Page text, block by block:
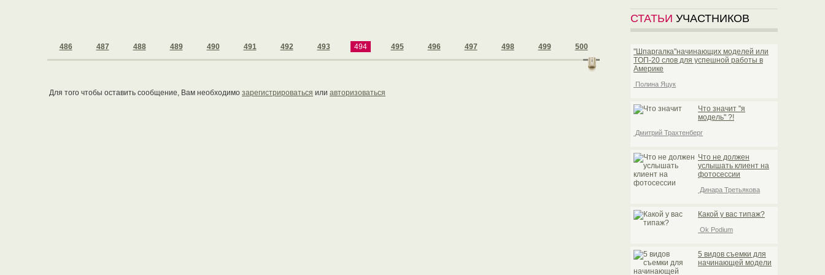
486 487 488 489 490 491 492 493 494 495 496 497 498 499 500
Для того чтобы оставить сообщение, Вам необходимо зарегистрироваться или авторизоваться
СТАТЬИ УЧАСТНИКОВ
"Шпаргалка"начинающих моделей или
TOП-20 слов для успешной работы в
Америке
Полина Яцук
Что значит "я
модель" ?!
Дмитрий Трахтенберг
Что не должен
услышать клиент на
фотосессии
Динара Третьякова
Какой у вас типаж?
Ok Podium
5 видов съемки для
начинающей модели